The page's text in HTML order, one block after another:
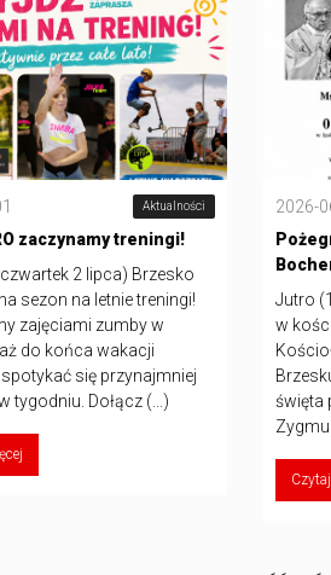
Aktualności
zaczynamy treningi!
2 lipca) Brzesko
sezon na letnie treningi!
zajęciami zumby w
do końca wakacji
się przynajmniej
tygodniu. Dołącz (...)
2026-
Jutro
w
święta